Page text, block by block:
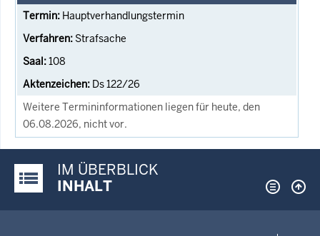
Hauptverhandlungstermin
Strafsache
108
Ds 122/26
Weitere Termininformationen liegen für heute, den
06.08.2026, nicht vor.
Justiz-Portal im Überblick:
IM ÜBERBLICK
INHALT